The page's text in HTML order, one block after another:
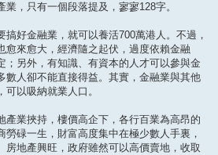
，只有一個段落提及，寥寥128字。
搞好金融業，就可以養活700萬港人。不過，
愈來愈大，經濟隨之起伏，過度依賴金融
；另外，有知識、有資本的人才可以參與金
數人卻不能直接得益。其實，金融業與其他
以吸納就業人口。
產業挾持，樓價高企下，各行百業為高昂的
碌一生，財富高度集中在極少數人手裏，
房地產興旺，政府雖然可以高價賣地，收取